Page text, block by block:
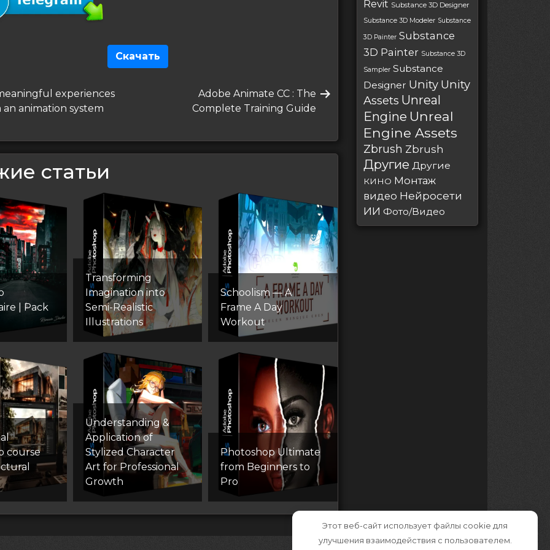
Скачать
experiences
animation system
Следующая
запись
Adobe Animate CC : The
Complete Training Guide
статьи
| Pack
Transforming
Imagination into
Semi-Realistic
Illustrations
Schoolism — A
Frame A Day
Workout
course
Understanding &
Application of
Stylized Character
Art for Professional
Growth
Photoshop Ultimate
from Beginners to
Pro
Revit Substance 3D Designer
Substance 3D Modeler Substance
3D Painter Substance
3D Painter Substance 3D
Sampler Substance
Designer Unity Unity
Assets Unreal
Engine Unreal
Engine Assets
Zbrush Zbrush
Другие Другие
КИНО Монтаж
видео Нейросети
ИИ Фото/Видео
Этот веб-сайт использует файлы cookie для
улучшения взаимодействия с пользователем.